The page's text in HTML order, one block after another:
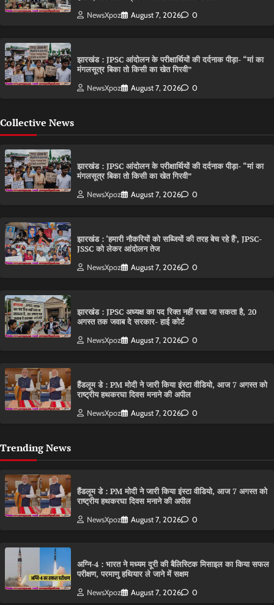
NewsXpoz August 7, 2026 0
झारखंड : JPSC आंदोलन के परीक्षार्थियों की दर्दनाक पीड़ा- “मां का
मंगलसूत्र बिका तो किसी का खेत गिरवी”
NewsXpoz August 7, 2026 0
Collective News
झारखंड : JPSC आंदोलन के परीक्षार्थियों की दर्दनाक पीड़ा- “मां का
मंगलसूत्र बिका तो किसी का खेत गिरवी”
NewsXpoz August 7, 2026 0
झारखंड : ‘हमारी नौकरियों को सब्जियों की तरह बेच रहे हैं’, JPSC-
JSSC को लेकर आंदोलन तेज
NewsXpoz August 7, 2026 0
झारखंड : JPSC अध्यक्ष का पद रिक्त नहीं रखा जा सकता है, 20
अगस्त तक जवाब दे सरकार- हाई कोर्ट
NewsXpoz August 7, 2026 0
हैंडलूम डे : PM मोदी ने जारी किया इंस्टा वीडियो, आज 7 अगस्त को
राष्ट्रीय हथकरघा दिवस मनाने की अपील
NewsXpoz August 7, 2026 0
Trending News
हैंडलूम डे : PM मोदी ने जारी किया इंस्टा वीडियो, आज 7 अगस्त को
राष्ट्रीय हथकरघा दिवस मनाने की अपील
NewsXpoz August 7, 2026 0
अग्नि-4 : भारत ने मध्यम दूरी की बैलिस्टिक मिसाइल का किया सफल
परीक्षण, परमाणु हथियार ले जाने में सक्षम
NewsXpoz August 7, 2026 0